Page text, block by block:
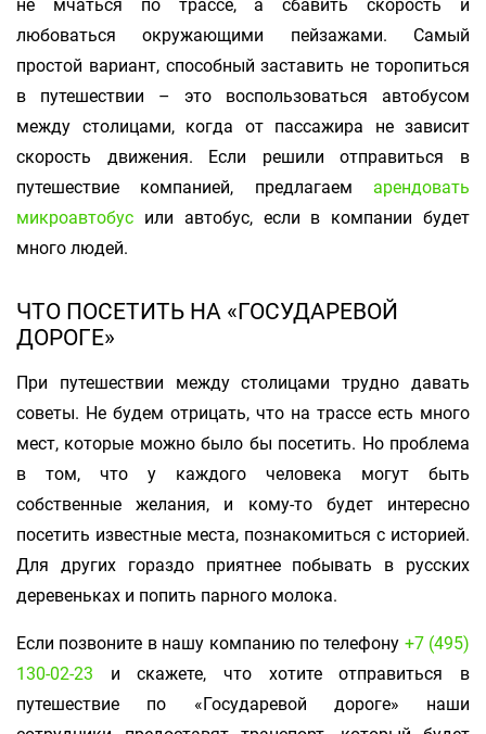
любоваться окружающими пейзажами. Самый
простой вариант, способный заставить не торопиться
в путешествии – это воспользоваться автобусом
между столицами, когда от пассажира не зависит
скорость движения. Если решили отправиться в
путешествие компанией, предлагаем арендовать
микроавтобус или автобус, если в компании будет
много людей.
ЧТО ПОСЕТИТЬ НА «ГОСУДАРЕВОЙ
ДОРОГЕ»
При путешествии между столицами трудно давать
советы. Не будем отрицать, что на трассе есть много
мест, которые можно было бы посетить. Но проблема
в том, что у каждого человека могут быть
собственные желания, и кому-то будет интересно
посетить известные места, познакомиться с историей.
Для других гораздо приятнее побывать в русских
деревеньках и попить парного молока.
Если позвоните в нашу компанию по телефону +7 (495)
130-02-23 и скажете, что хотите отправиться в
путешествие по «Государевой дороге» наши